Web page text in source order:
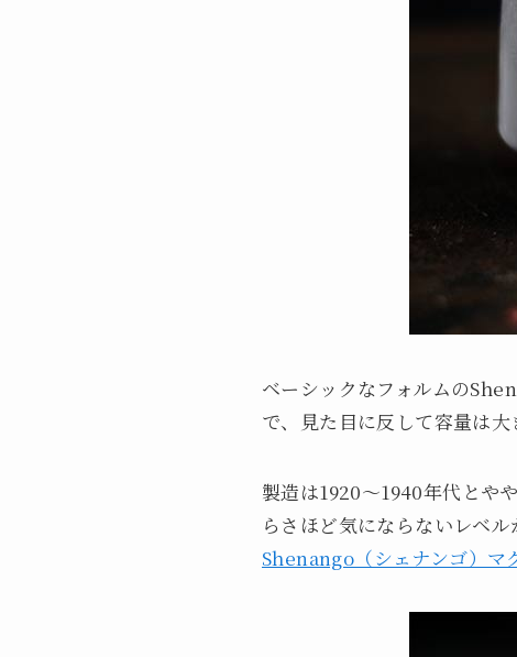
ベーシックなフォルムの
で、見た目に反して容量は大
製造は1920～1940年代とや
らさほど気にならないレベル
Shenango（シェナンゴ）マ